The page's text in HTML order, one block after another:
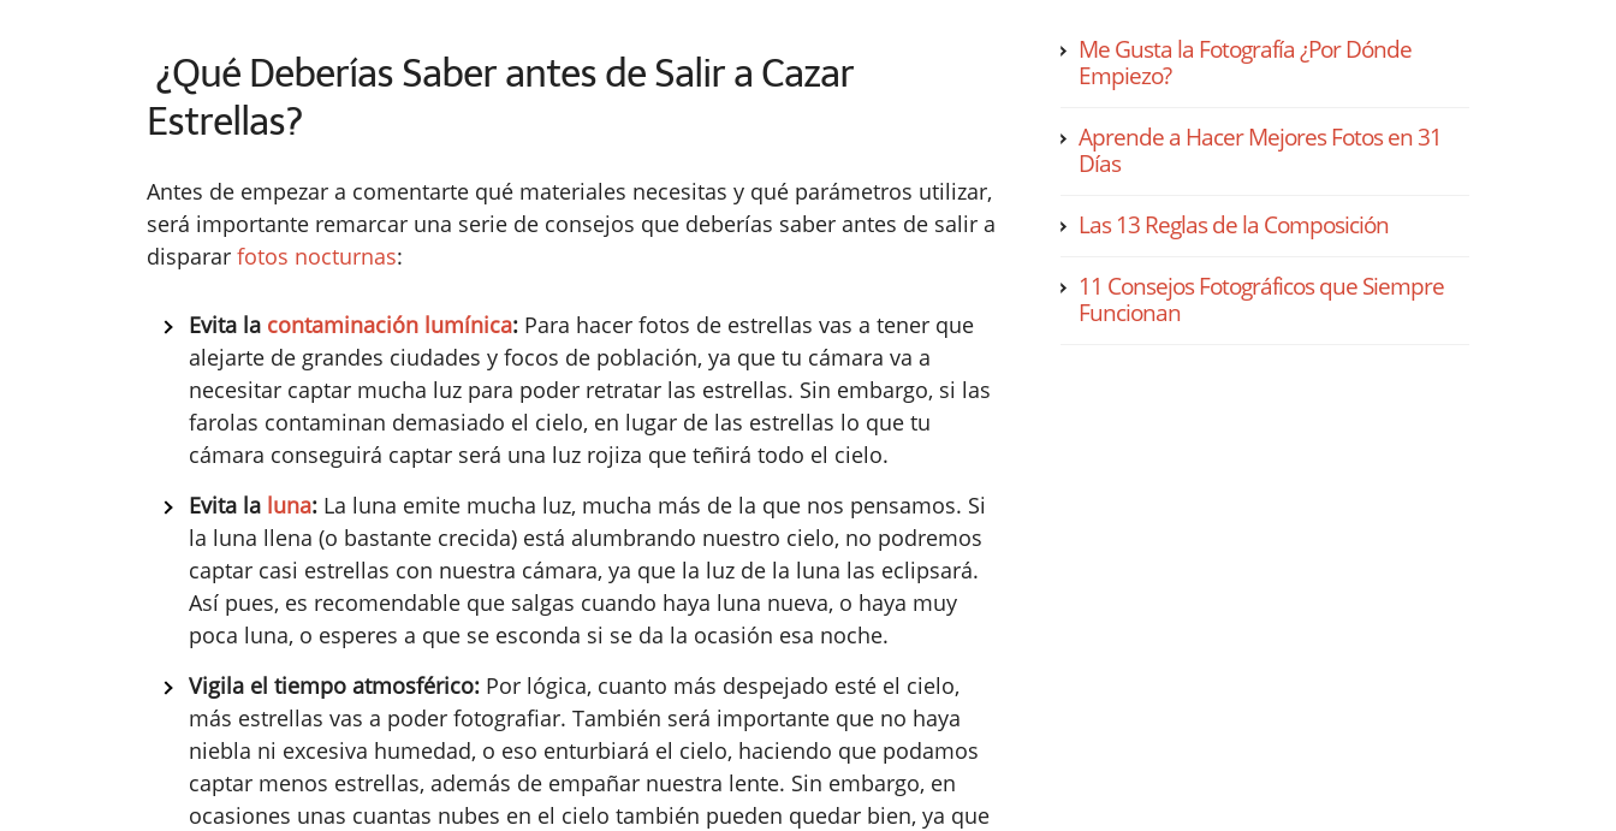
¿Qué Deberías Saber antes de Salir a Cazar
Estrellas?
Antes de empezar a comentarte qué materiales necesitas y qué parámetros utilizar,
será importante remarcar una serie de consejos que deberías saber antes de salir a
disparar fotos nocturnas:
Evita la contaminación lumínica: Para hacer fotos de estrellas vas a tener que
alejarte de grandes ciudades y focos de población, ya que tu cámara va a
necesitar captar mucha luz para poder retratar las estrellas. Sin embargo, si las
farolas contaminan demasiado el cielo, en lugar de las estrellas lo que tu
cámara conseguirá captar será una luz rojiza que teñirá todo el cielo.
Evita la luna: La luna emite mucha luz, mucha más de la que nos pensamos. Si
la luna llena (o bastante crecida) está alumbrando nuestro cielo, no podremos
captar casi estrellas con nuestra cámara, ya que la luz de la luna las eclipsará.
Así pues, es recomendable que salgas cuando haya luna nueva, o haya muy
poca luna, o esperes a que se esconda si se da la ocasión esa noche.
Vigila el tiempo atmosférico: Por lógica, cuanto más despejado esté el cielo,
más estrellas vas a poder fotografiar. También será importante que no haya
niebla ni excesiva humedad, o eso enturbiará el cielo, haciendo que podamos
captar menos estrellas, además de empañar nuestra lente. Sin embargo, en
ocasiones unas cuantas nubes en el cielo también pueden quedar bien, ya que
Me Gusta la Fotografía ¿Por Dónde
Empiezo?
Aprende a Hacer Mejores Fotos en 31
Días
Las 13 Reglas de la Composición
11 Consejos Fotográficos que Siempre
Funcionan